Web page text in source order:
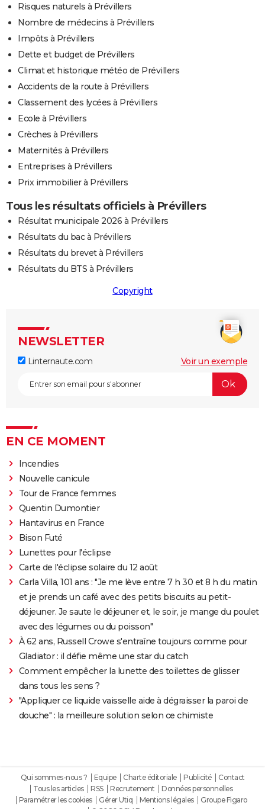
Risques naturels à Prévillers
Nombre de médecins à Prévillers
Impôts à Prévillers
Dette et budget de Prévillers
Climat et historique météo de Prévillers
Accidents de la route à Prévillers
Classement des lycées à Prévillers
Ecole à Prévillers
Crèches à Prévillers
Maternités à Prévillers
Entreprises à Prévillers
Prix immobilier à Prévillers
Tous les résultats officiels à Prévillers
Résultat municipale 2026 à Prévillers
Résultats du bac à Prévillers
Résultats du brevet à Prévillers
Résultats du BTS à Prévillers
Copyright
NEWSLETTER
Linternaute.com Voir un exemple
EN CE MOMENT
Incendies
Nouvelle canicule
Tour de France femmes
Quentin Dumontier
Hantavirus en France
Bison Futé
Lunettes pour l'éclipse
Carte de l'éclipse solaire du 12 août
Carla Villa, 101 ans : "Je me lève entre 7 h 30 et 8 h du matin
et je prends un café avec des petits biscuits au petit-
déjeuner. Je saute le déjeuner et, le soir, je mange du poulet
avec des légumes ou du poisson"
À 62 ans, Russell Crowe s'entraîne toujours comme pour
Gladiator : il défie même une star du catch
Comment empêcher la lunette des toilettes de glisser
dans tous les sens ?
"Appliquer ce liquide vaisselle aide à dégraisser la paroi de
douche" : la meilleure solution selon ce chimiste
Qui sommes-nous ? Equipe Charte éditoriale Publicité
Contact
Tous les articles
RSS Recrutement
Données personnelles
Paramétrer les cookies
Gérer Utiq Mentions légales
Groupe Figaro